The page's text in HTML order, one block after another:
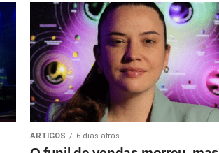
ARTIGOS 6 dias atrás